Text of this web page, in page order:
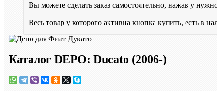
Вы можете сделать заказ самостоятельно, нажав у
Весь товар у которого активна кнопка купить, есть в
Каталог DEPO: Ducato (2006-)